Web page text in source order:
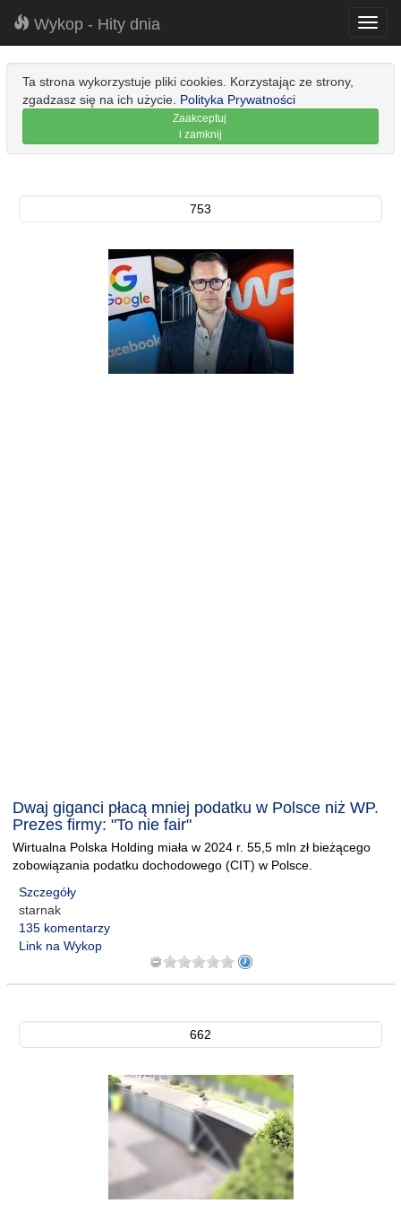
Wykop - Hity dnia
Ta strona wykorzystuje pliki cookies. Korzystając ze strony,
zgadzasz się na ich użycie. Polityka Prywatności
Zaakceptuj
i zamknij
753
Dwaj giganci płacą mniej podatku w Polsce niż WP.
Prezes firmy: "To nie fair"
Wirtualna Polska Holding miała w 2024 r. 55,5 mln zł bieżącego
zobowiązania podatku dochodowego (CIT) w Polsce.
Szczegóły
starnak
135 komentarzy
Link na Wykop
662